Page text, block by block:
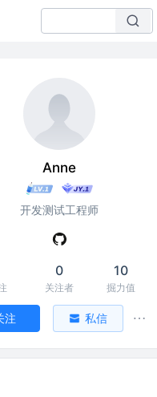
Anne
开发测试工程师
0
关注者
10
掘力值
注 私信